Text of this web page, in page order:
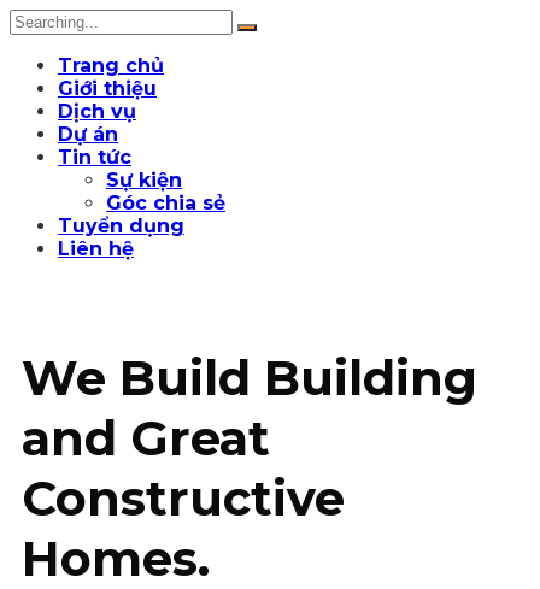
Trang chủ
Giới thiệu
Dịch vụ
Dự án
Tin tức
Sự kiện
Góc chia sẻ
Tuyển dụng
Liên hệ
We Build Building
and Great
Constructive
Homes.